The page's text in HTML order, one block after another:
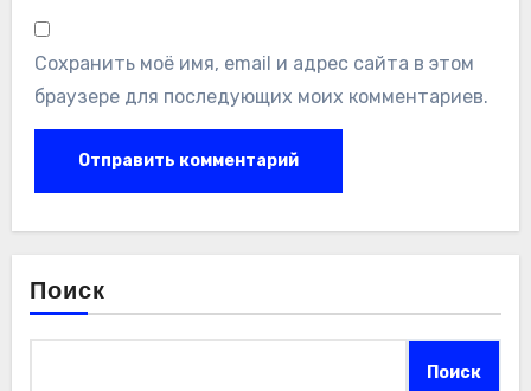
Сохранить моё имя, email и адрес сайта в этом
браузере для последующих моих комментариев.
Поиск
Поиск